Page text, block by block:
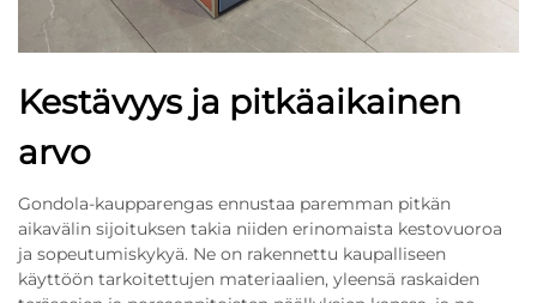
Kestävyys ja pitkäaikainen
arvo
Gondola-kaupparengas ennustaa paremman pitkän
aikavälin sijoituksen takia niiden erinomaista kestovuoroa
ja sopeutumiskykyä. Ne on rakennettu kaupalliseen
käyttöön tarkoitettujen materiaalien, yleensä raskaiden